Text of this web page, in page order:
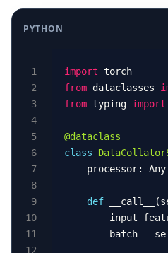
PYTHON
3
4
5
6
7
8
9
10
import
from dataclasses
from typing import
@dataclass
class
def
        batch
=